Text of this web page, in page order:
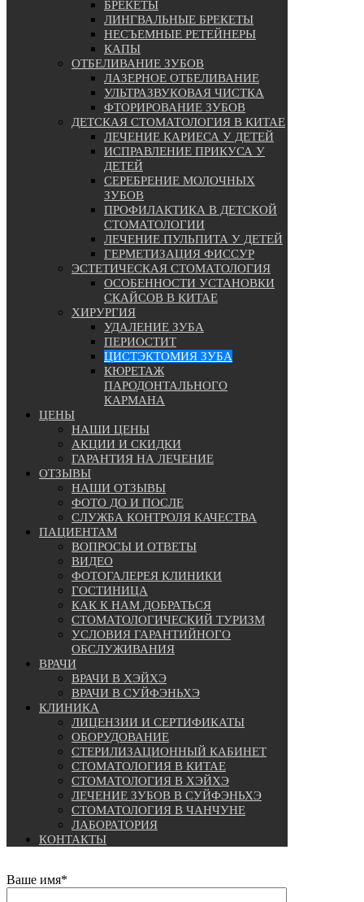
БРЕКЕТЫ
ЛИНГВАЛЬНЫЕ БРЕКЕТЫ
НЕСЪЕМНЫЕ РЕТЕЙНЕРЫ
КАПЫ
ОТБЕЛИВАНИЕ ЗУБОВ
ЛАЗЕРНОЕ ОТБЕЛИВАНИЕ
УЛЬТРАЗВУКОВАЯ ЧИСТКА
ФТОРИРОВАНИЕ ЗУБОВ
ДЕТСКАЯ СТОМАТОЛОГИЯ В КИТАЕ
ЛЕЧЕНИЕ КАРИЕСА У ДЕТЕЙ
ИСПРАВЛЕНИЕ ПРИКУСА У
ДЕТЕЙ
СЕРЕБРЕНИЕ МОЛОЧНЫХ
ЗУБОВ
ПРОФИЛАКТИКА В ДЕТСКОЙ
СТОМАТОЛОГИИ
ЛЕЧЕНИЕ ПУЛЬПИТА У ДЕТЕЙ
ГЕРМЕТИЗАЦИЯ ФИССУР
ЭСТЕТИЧЕСКАЯ СТОМАТОЛОГИЯ
ОСОБЕННОСТИ УСТАНОВКИ
СКАЙСОВ В КИТАЕ
ХИРУРГИЯ
УДАЛЕНИЕ ЗУБА
ПЕРИОСТИТ
ЦИСТЭКТОМИЯ ЗУБА
КЮРЕТАЖ
ПАРОДОНТАЛЬНОГО
КАРМАНА
ЦЕНЫ
НАШИ ЦЕНЫ
АКЦИИ И СКИДКИ
ГАРАНТИЯ НА ЛЕЧЕНИЕ
ОТЗЫВЫ
НАШИ ОТЗЫВЫ
ФОТО ДО И ПОСЛЕ
СЛУЖБА КОНТРОЛЯ КАЧЕСТВА
ПАЦИЕНТАМ
ВОПРОСЫ И ОТВЕТЫ
ВИДЕО
ФОТОГАЛЕРЕЯ КЛИНИКИ
ГОСТИНИЦА
КАК К НАМ ДОБРАТЬСЯ
СТОМАТОЛОГИЧЕСКИЙ ТУРИЗМ
УСЛОВИЯ ГАРАНТИЙНОГО
ОБСЛУЖИВАНИЯ
ВРАЧИ
ВРАЧИ В ХЭЙХЭ
ВРАЧИ В СУЙФЭНЬХЭ
КЛИНИКА
ЛИЦЕНЗИИ И СЕРТИФИКАТЫ
ОБОРУДОВАНИЕ
СТЕРИЛИЗАЦИОННЫЙ КАБИНЕТ
СТОМАТОЛОГИЯ В КИТАЕ
СТОМАТОЛОГИЯ В ХЭЙХЭ
ЛЕЧЕНИЕ ЗУБОВ В СУЙФЭНЬХЭ
СТОМАТОЛОГИЯ В ЧАНЧУНЕ
ЛАБОРАТОРИЯ
КОНТАКТЫ
Ваше имя*